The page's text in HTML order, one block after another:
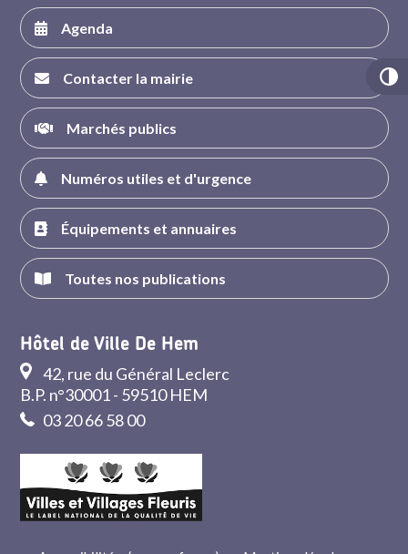
Agenda
Contacter la mairie
Marchés publics
Numéros utiles et d'urgence
Équipements et annuaires
Toutes nos publications
Hôtel de Ville De Hem
42, rue du Général Leclerc
B.P. n°30001 - 59510 HEM
03 20 66 58 00